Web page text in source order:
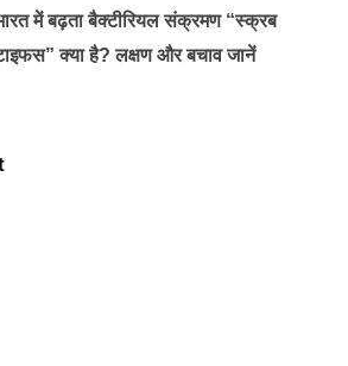
में भी कच्चा प्याज काफी फायदेमंद
में बढ़ता बैक्टीरियल संक्रमण “स्क्रब
क्या है? लक्षण और बचाव जानें